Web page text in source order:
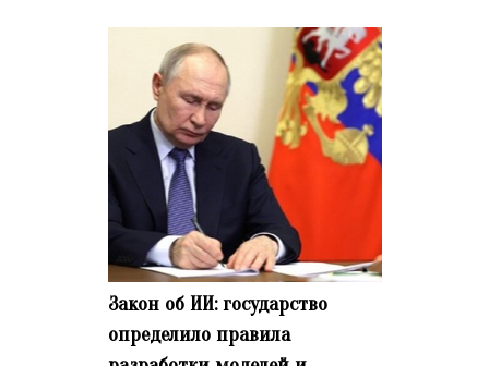
Закон об ИИ: государство
определило правила